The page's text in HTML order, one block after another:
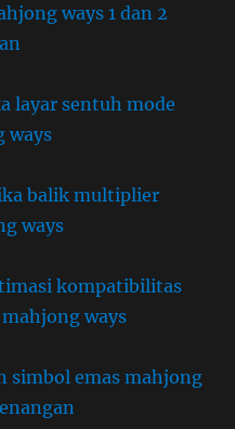
ways 1 dan 2
layar sentuh mode
ways
balik multiplier
ways
kompatibilitas
ways
emas mahjong